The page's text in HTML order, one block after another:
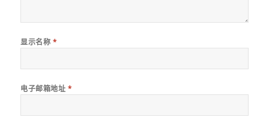
显示名称 *
电子邮箱地址 *